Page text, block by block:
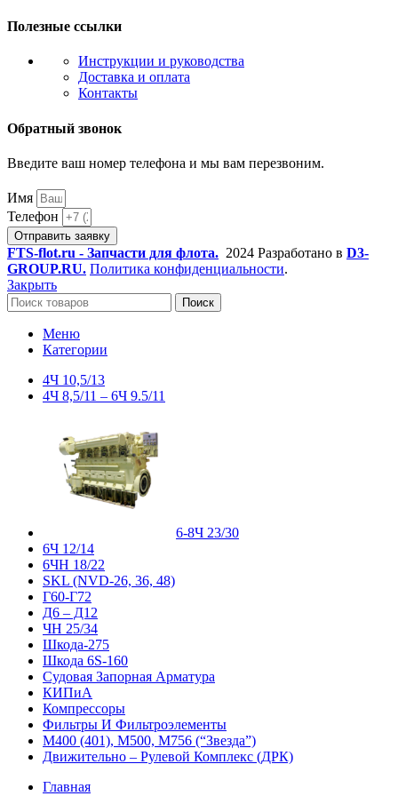
Полезные ссылки
Инструкции и руководства
Доставка и оплата
Контакты
Обратный звонок
Введите ваш номер телефона и мы вам перезвоним.
Имя
Телефон
Отправить заявку
FTS-flot.ru - Запчасти для флота. 2024 Разработано в D3-
GROUP.RU. Политика конфиденциальности.
Закрыть
Поиск
Меню
Категории
4Ч 10,5/13
4Ч 8,5/11 – 6Ч 9.5/11
6-8Ч 23/30
6Ч 12/14
6ЧН 18/22
SKL (NVD-26, 36, 48)
Г60-Г72
Д6 – Д12
ЧН 25/34
Шкода-275
Шкода 6S-160
Судовая Запорная Арматура
КИПиА
Компрессоры
Фильтры И Фильтроэлементы
М400 (401), М500, М756 (“Звезда”)
Движительно – Рулевой Комплекс (ДРК)
Главная